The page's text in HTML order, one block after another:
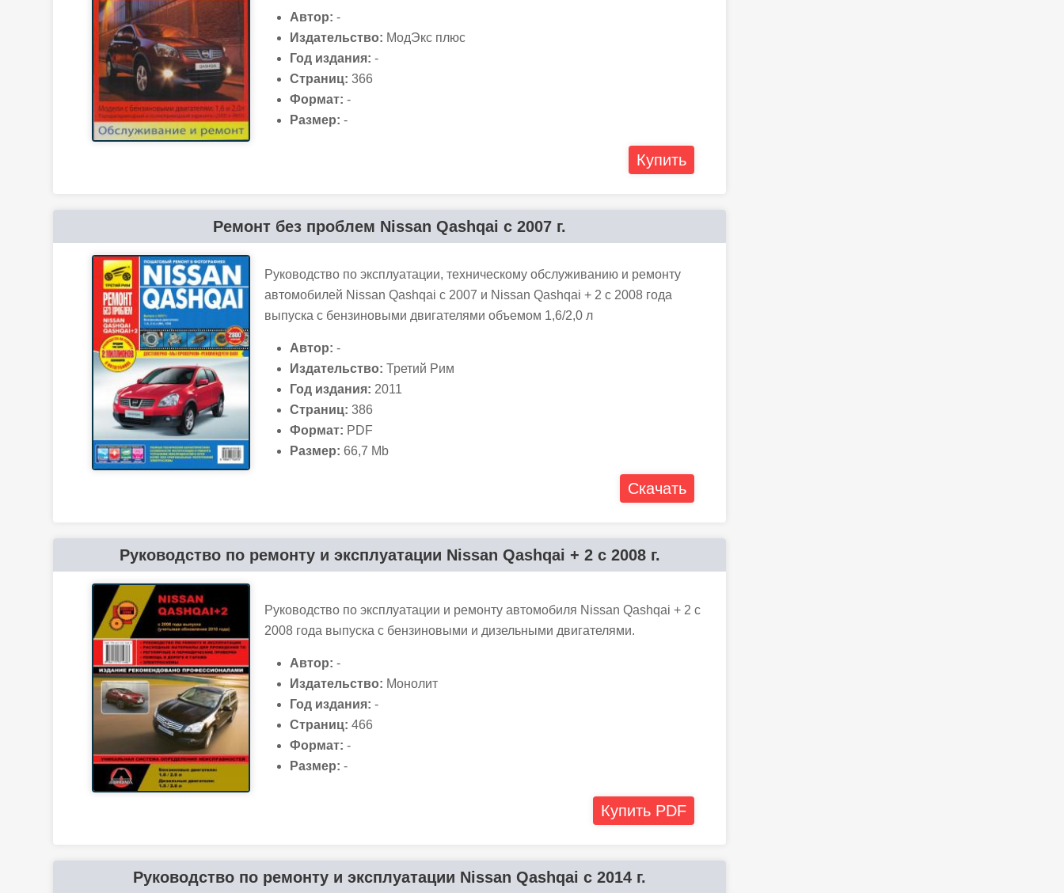
Автор: -
Издательство: МодЭкс плюс
Год издания: -
Страниц: 366
Формат: -
Размер: -
Купить
Ремонт без проблем Nissan Qashqai с 2007 г.
Руководство по эксплуатации, техническому обслуживанию и ремонту
автомобилей Nissan Qashqai с 2007 и Nissan Qashqai + 2 с 2008 года
выпуска с бензиновыми двигателями объемом 1,6/2,0 л
Автор: -
Издательство: Третий Рим
Год издания: 2011
Страниц: 386
Формат: PDF
Размер: 66,7 Mb
Скачать
Руководство по ремонту и эксплуатации Nissan Qashqai + 2 с 2008 г.
Руководство по эксплуатации и ремонту автомобиля Nissan Qashqai + 2 с
2008 года выпуска с бензиновыми и дизельными двигателями.
Автор: -
Издательство: Монолит
Год издания: -
Страниц: 466
Формат: -
Размер: -
Купить PDF
Руководство по ремонту и эксплуатации Nissan Qashqai с 2014 г.